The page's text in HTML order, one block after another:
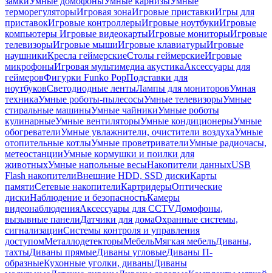
терморегуляторыИгровая зонаИгровые приставкиИгры для
приставокИгровые контроллерыИгровые ноутбукиИгровые
компьютеры Игровые видеокартыИгровые мониторыИгровые
телевизорыИгровые мышиИгровые клавиатурыИгровые
наушникиКресла геймерскиеСтолы геймерскиеИгровые
микрофоныИгровая мультимедиа акустикаАксессуары для
геймеровФигурки Funko PopПодставки для
ноутбуковСветодиодные лентыЛампы для мониторовУмная
техникаУмные роботы-пылесосыУмные телевизорыУмные
стиральные машиныУмные чайникиУмные роботы
кулинарныеУмные вентиляторыУмные кондиционерыУмные
обогревателиУмные увлажнители, очистители воздухаУмные
отопительные котлыУмные проветривателиУмные радиочасы,
метеостанцииУмные кормушки и поилки для
животныхУмные напольные весыНакопители данныхUSB
Flash накопителиВнешние HDD, SSD дискиКарты
памятиСетевые накопителиКартридерыОптические
дискиНаблюдение и безопасностьКамеры
видеонаблюденияАксессуары для CCTVДомофоны,
вызывные панелиДатчики для домаОхранные системы,
сигнализацииСистемы контроля и управления
доступомМеталлодетекторыМебельМягкая мебельДиваны,
тахтыДиваны прямыеДиваны угловыеДиваны П-
образныеКухонные уголки, диваныДиваны